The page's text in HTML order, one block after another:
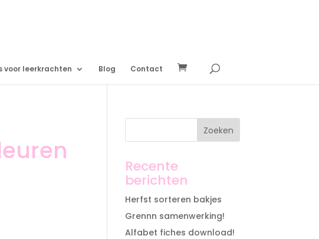
voor leerkrachten Blog Contact
Recente
berichten
Herfst sorteren bakjes
Grennn samenwerking!
Alfabet fiches download!